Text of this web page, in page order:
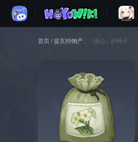
首页/提瓦特物产/ 「清心」的种子